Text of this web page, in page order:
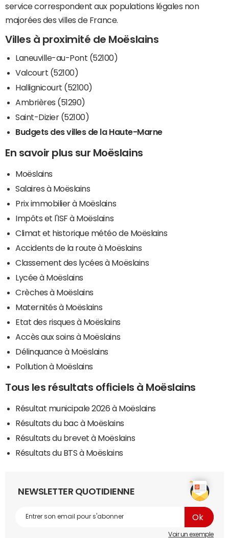
service correspondent aux populations légales non
majorées des villes de France.
Villes à proximité de Moëslains
Laneuville-au-Pont (52100)
Valcourt (52100)
Hallignicourt (52100)
Ambrières (51290)
Saint-Dizier (52100)
Budgets des villes de la Haute-Marne
En savoir plus sur Moëslains
Moëslains
Salaires à Moëslains
Prix immobilier à Moëslains
Impôts et l'ISF à Moëslains
Climat et historique météo de Moëslains
Accidents de la route à Moëslains
Classement des lycées à Moëslains
Lycée à Moëslains
Crèches à Moëslains
Maternités à Moëslains
Etat des risques à Moëslains
Accès aux soins à Moëslains
Délinquance à Moëslains
Pollution à Moëslains
Tous les résultats officiels à Moëslains
Résultat municipale 2026 à Moëslains
Résultats du bac à Moëslains
Résultats du brevet à Moëslains
Résultats du BTS à Moëslains
NEWSLETTER QUOTIDIENNE
Voir un exemple